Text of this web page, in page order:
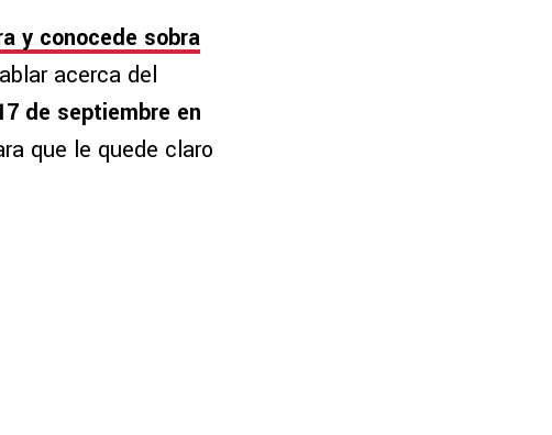
y conocede sobra
acerca del
de septiembre en
que le quede claro